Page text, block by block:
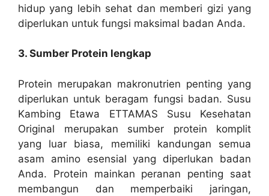
hidup yang lebih sehat dan memberi gizi yang
diperlukan untuk fungsi maksimal badan Anda.
3. Sumber Protein lengkap
Protein merupakan makronutrien penting yang
diperlukan untuk beragam fungsi badan. Susu
Kambing Etawa ETTAMAS Susu Kesehatan
Original merupakan sumber protein komplit
yang luar biasa, memiliki kandungan semua
asam amino esensial yang diperlukan badan
Anda. Protein mainkan peranan penting saat
membangun dan memperbaiki jaringan,